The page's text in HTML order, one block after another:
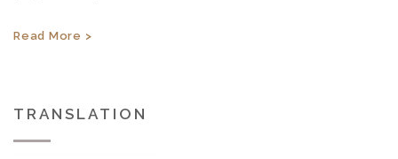
Read More >
TRANSLATION